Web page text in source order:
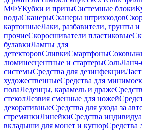
МФУКубки и призыСистемные блоки
водыСканерыСканеры штрихкодов
картонныеЛаки, разбавители, грунты и
прочиеСкоросшиватели пластиковые
булавкиЛампы для
детекторовСливкиСмартфоны
люминесцентные и стартерыСоль
системыСредства для дезинфекции
художественныеСредства для минимоек
полаЛеденцы, карамель и драже
стеколЛезвия сменные для ножей
декоративныеСредства для ухода за
стремянкиЛинейкиСредства
вкладыши для монет и купюрСредства